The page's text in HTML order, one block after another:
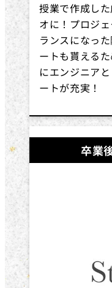
授業で作成し
オに！プロジ
ランスになっ
ートも貰える
にエンジニア
ートが充実！
卒業